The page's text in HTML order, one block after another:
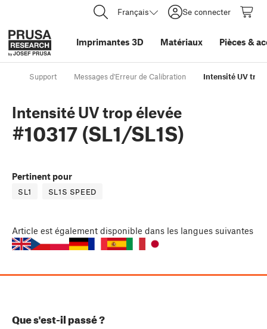
Français Se connecter
Imprimantes 3D Matériaux Pièces &
Support Messages d'Erreur de Calibration Intensité UV trop
Intensité UV trop élevée
#10317 (SL1/SL1S)
Pertinent pour
SL1 SL1S SPEED
Article est également disponible dans les langues suivantes
Que s'est-il passé ?